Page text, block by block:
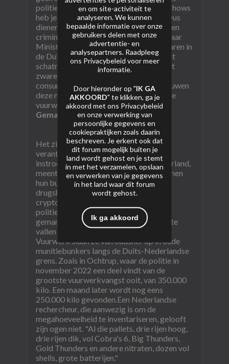
politiechef Tolga Koklu. "Bij vuurwerkshows
heb je hier gewoon helemaal niks aan. Dus
dienen dezeflashbangersalleen maar een
crimineel doel." Een volgens het Openbaar
Ministerie 'handjevol' vuurwerkhandelaren in
de Duits-Nederlandse grensregio wordt
schatrijk met de illegale verkoop van dit
zware, professionele vuurwerk, aan
consumenten. Politie en justitie beschouwen
deze mannen als topspelers in de illegale
vuurwerkhandel.
Gemanipuleerde remlichten
Het zijn deze groothandelaren, die
verantwoordelijk zijn voor de grootste
instroom van illegaal vuurwerk in Nederland,
meent het Openbaar Ministerie. Ze runnen
hun business net als grote spelers in de
drugshandel, gebruikmakend van
cryptocommunicatie,
politiezenders te verstoren en
gemanipuleerde remlichten om niet op te
vallen tijdens nachtelijke ritten.
Vuurwerk slaan ze van oudsher op in oude
munitiebunkers langs de Duits-Nederlandse
grens. Zoals in Ochtrup, waar de politie in
november 2022 een deel vindt van de
grootste vuurwerkvangst ooit, van 350.000
kilo. Een maand later wordt nog eens
250.000 kilo gevonden.​Een Nederlandse
rechercheur, die aanwezig is om de
megahoeveelheid te inventariseren, gelooft
zijn ogen niet. "Al die pallets, drie rijen hoog,
drie rijen dik, vol Cobra's 6, Big Thunders,
Gold Thunders en andere nitraten, dozen vol
shells, grote batterijen."
en om site-activiteit te
analyseren. We kunnen
bepaalde informatie over onze
gebruikers delen met onze
advertentie- en
analysepartners. Raadpleeg
ons Privacybeleid voor meer
informatie.
Door hieronder op "IK GA
AKKOORD" te klikken, ga je
akkoord met ons Privacybeleid
en onze verwerking van
persoonlijke gegevens en
cookiepraktijken zoals daarin
beschreven. Je erkent ook dat
dit forum mogelijk buiten je
land wordt gehost en je stemt
in met het verzamelen, opslaan
en verwerken van je gegevens
in het land waar dit forum
wordt gehost.
Ik ga akkoord